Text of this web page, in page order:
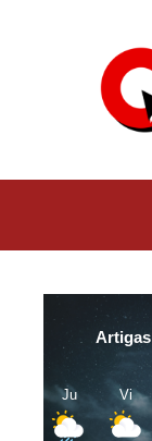
Artigas
Ju Vi